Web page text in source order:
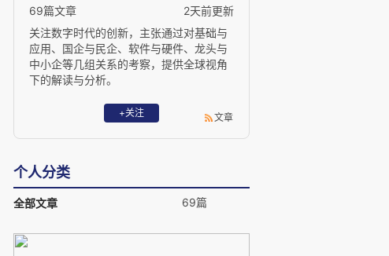
69篇文章
2天前更新
关注数字时代的创新，主张通过对基础与
应用、国企与民企、软件与硬件、龙头与
中小企等几组关系的考察，提供全球视角
下的解读与分析。
+关注 文章
个人分类
全部文章 69篇